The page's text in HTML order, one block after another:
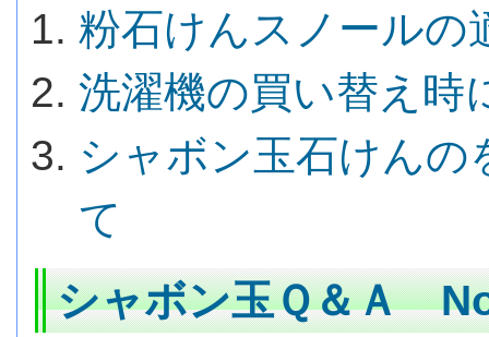
粉石けんスノールの
洗濯機の買い替え時
シャボン玉石けんの
て
シャボン玉Ｑ＆Ａ